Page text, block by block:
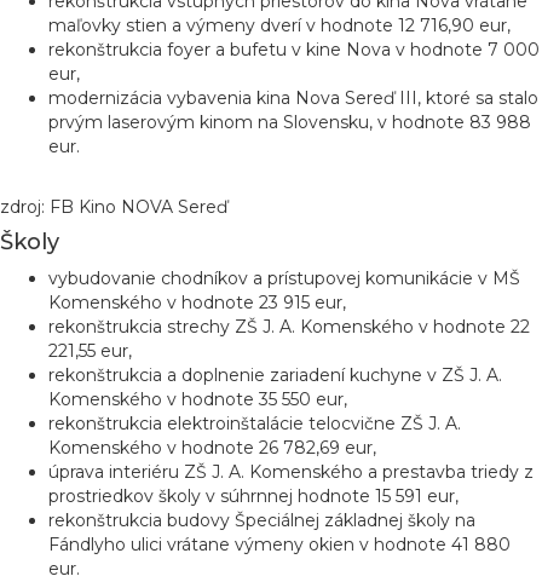
maľovky stien a výmeny dverí v hodnote 12 716,90 eur,
rekonštrukcia foyer a bufetu v kine Nova v hodnote 7 000
eur,
modernizácia vybavenia kina Nova Sereď III, ktoré sa stalo
prvým laserovým kinom na Slovensku, v hodnote 83 988
eur.
zdroj: FB Kino NOVA Sereď
Školy
vybudovanie chodníkov a prístupovej komunikácie v MŠ
Komenského v hodnote 23 915 eur,
rekonštrukcia strechy ZŠ J. A. Komenského v hodnote 22
221,55 eur,
rekonštrukcia a doplnenie zariadení kuchyne v ZŠ J. A.
Komenského v hodnote 35 550 eur,
rekonštrukcia elektroinštalácie telocvične ZŠ J. A.
Komenského v hodnote 26 782,69 eur,
úprava interiéru ZŠ J. A. Komenského a prestavba triedy z
prostriedkov školy v súhrnnej hodnote 15 591 eur,
rekonštrukcia budovy Špeciálnej základnej školy na
Fándlyho ulici vrátane výmeny okien v hodnote 41 880
eur.